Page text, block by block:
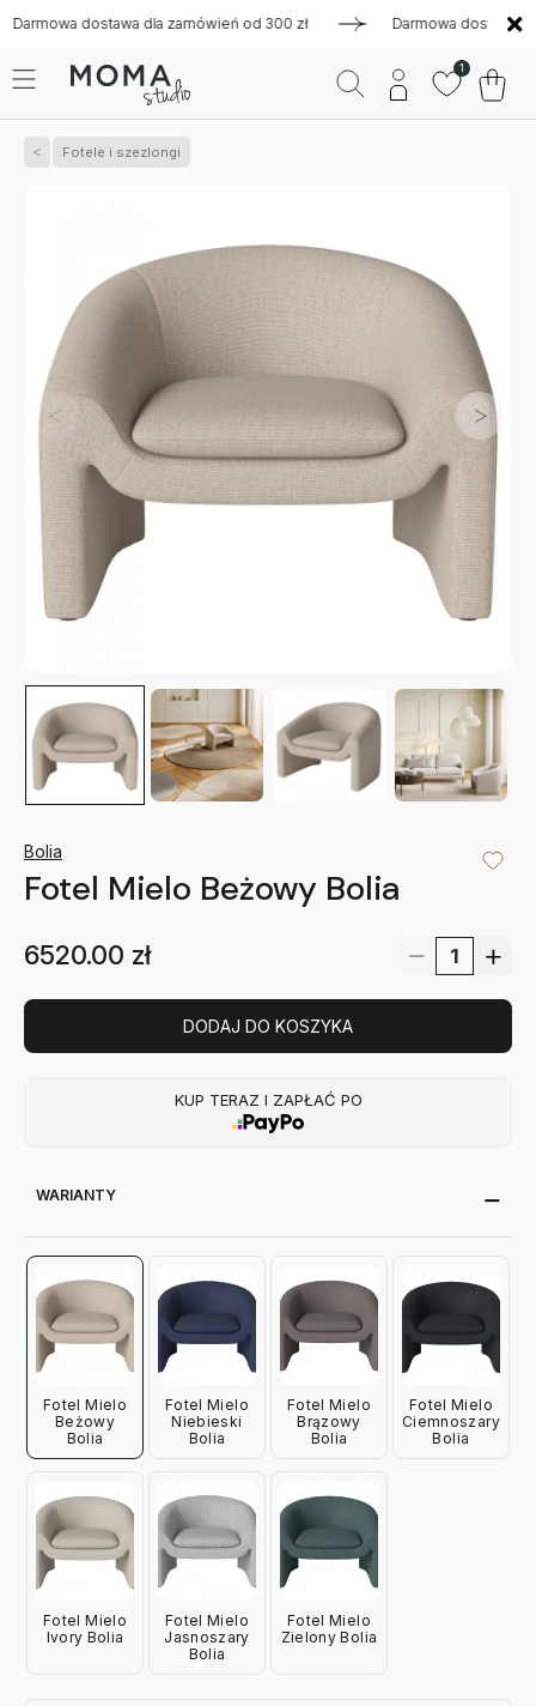
dostawa dla zamówień od 300 zł Darmowa dostawa dla
1
Fotele i szezlongi
Bolia
Fotel Mielo Beżowy Bolia
6520.00 zł
DODAJ DO KOSZYKA
KUP TERAZ I ZAPŁAĆ PO
WARIANTY
Fotel Mielo
Beżowy
Bolia
Fotel Mielo
Niebieski
Bolia
Fotel Mielo
Brązowy
Bolia
Fotel Mielo
Ciemnoszary
Bolia
Fotel Mielo
Ivory Bolia
Fotel Mielo
Jasnoszary
Bolia
Fotel Mielo
Zielony Bolia